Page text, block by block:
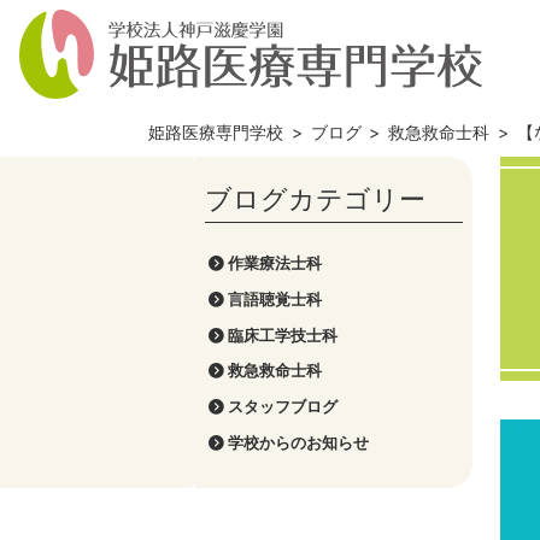
姫路医療専門学校 > ブログ > 救急救命士科 >
作業療法士科
言語聴覚士科
臨床工学技士科
救急救命士科
スタッフブログ
学校からのお知らせ